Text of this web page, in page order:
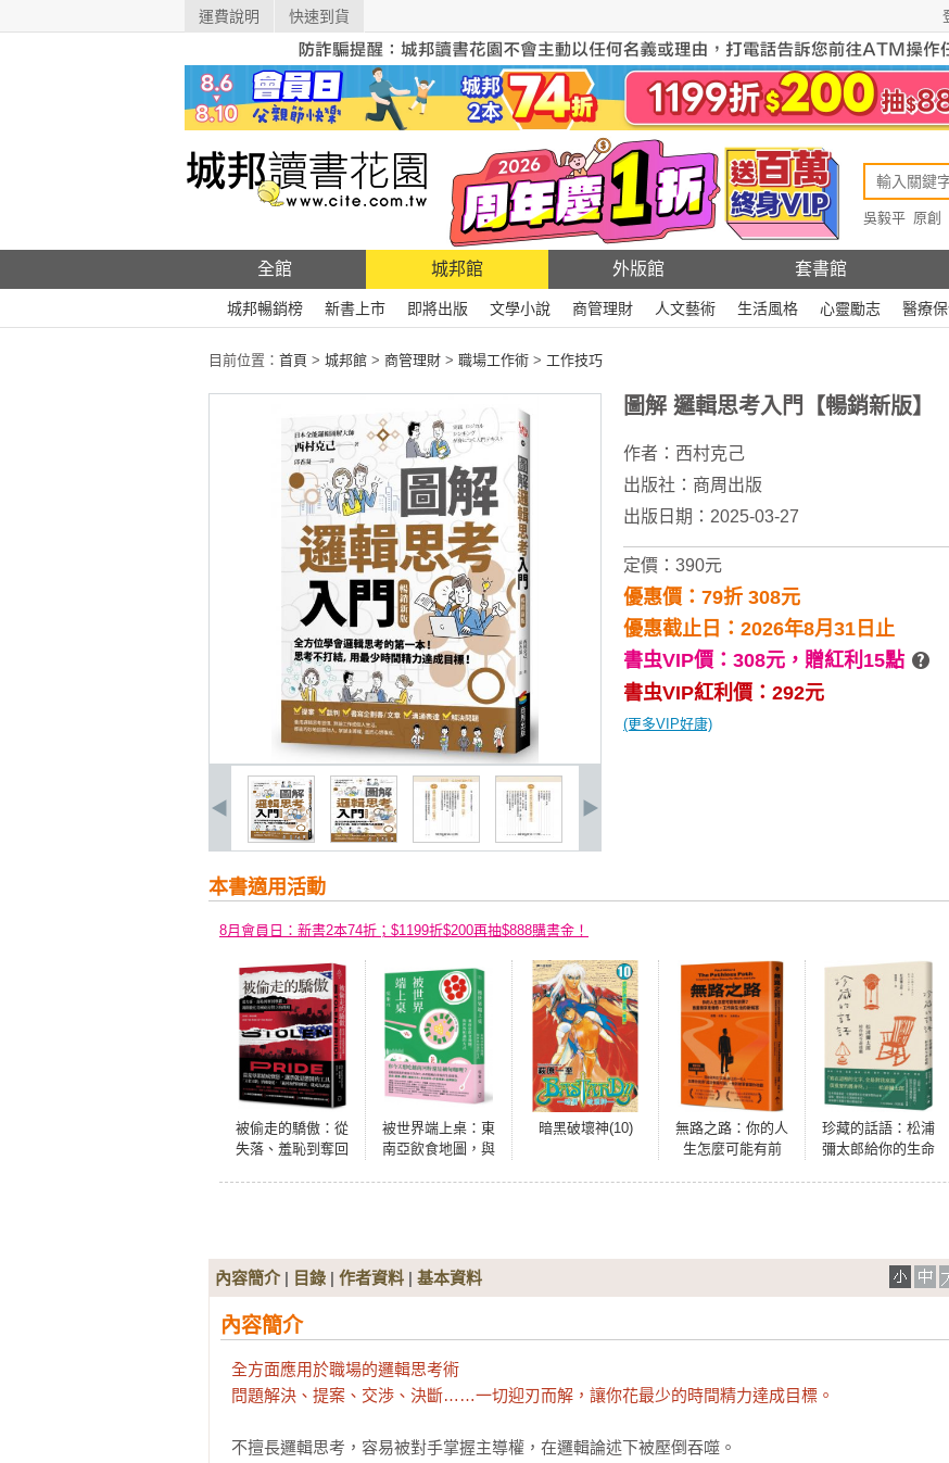
運費說明 快速到貨
吳毅平 原創
全館 城邦館 外版館 套書館
城邦暢銷榜 新書上市 即將出版 文學小說 商管理財 人文藝術 生活風格 心靈勵志 醫療
目前位置： 首頁 > 城邦館 > 商管理財 > 職場工作術 > 工作技巧
圖解 邏輯思考入門【暢銷新版】
作者： 西村克己
出版社： 商周出版
出版日期：2025-03-27
定價：390元
優惠價：79折 308元
優惠截止日：2026年8月31日止
書虫VIP價：308元， 贈紅利15點
書虫VIP紅利價：292元
(更多VIP好康)
本書適用活動
8月會員日：新書2本74折；$1199折$200再抽$888購書金！
被偷走的驕傲：從
失落、羞恥到奪回
被世界端上桌：東
南亞飲食地圖，與
暗黑破壞神(10)
無路之路：你的人
生怎麼可能有前
珍藏的話語：松浦
彌太郎給你的生命
內容簡介| 目錄 | 作者資料 | 基本資料
內容簡介
全方面應用於職場的邏輯思考術
問題解決、提案、交渉、決斷……一切迎刃而解，讓你花最少的時間精力達成目標。
不擅長邏輯思考，容易被對手掌握主導權，在邏輯論述下被壓倒吞噬。